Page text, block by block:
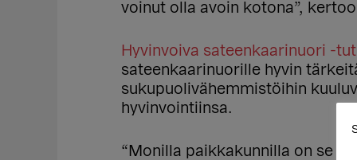
voinut olla avoin kotona”,
Hyvinvoiva sateenkaarinuori -
sateenkaarinuorille hyvin
sukupuolivähemmistöihin
hyvinvointiinsa.
“Monilla paikkakunnilla on se